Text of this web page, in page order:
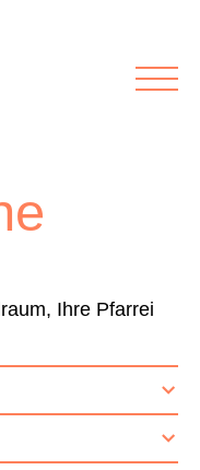
I&L
Stellenbörse
Ihre Pfarrei